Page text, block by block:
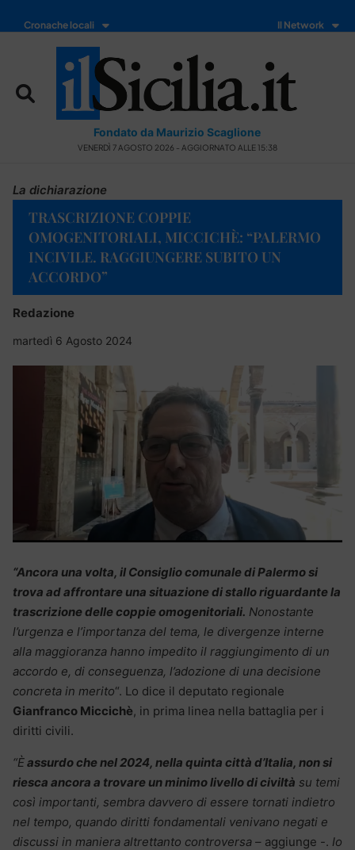
Cronache locali Il Network
Fondato da Maurizio Scaglione
VENERDÌ 7 AGOSTO 2026 - AGGIORNATO ALLE 15:38
La dichiarazione
TRASCRIZIONE COPPIE
OMOGENITORIALI, MICCICHÈ: “PALERMO
INCIVILE. RAGGIUNGERE SUBITO UN
ACCORDO”
Redazione
martedì 6 Agosto 2024
“Ancora una volta, il Consiglio comunale di Palermo si
trova ad affrontare una situazione di stallo riguardante la
trascrizione delle coppie omogenitoriali. Nonostante
l’urgenza e l’importanza del tema, le divergenze interne
alla maggioranza hanno impedito il raggiungimento di un
accordo e, di conseguenza, l’adozione di una decisione
concreta in merito“. Lo dice il deputato regionale
Gianfranco Miccichè, in prima linea nella battaglia per i
diritti civili.
“Èassurdo che nel 2024, nella quinta città d’Italia, non si
riesca ancora a trovare un minimo livello di civiltà su temi
così importanti, sembra davvero di essere tornati indietro
nel tempo, quando diritti fondamentali venivano negati e
discussi in maniera altrettanto controversa – aggiunge -. Io